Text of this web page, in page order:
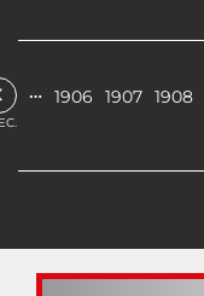
… 1906 1907 1908